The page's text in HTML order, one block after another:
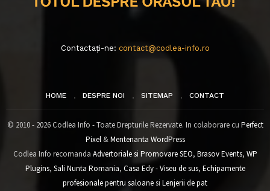
Contactați-ne: contact@codlea-info.ro
HOME DESPRE NOI SITEMAP CONTACT
© 2010 - 2026 Codlea Info - Toate Drepturile Rezervate. In colaborare cu Perfect
Pixel&Mentenanta WordPress
Codlea Info recomanda Advertoriale si Promovare SEO, Brasov Events, WP
Plugins, Sali Nunta Romania, Casa Edy - Viseu de sus, Echipamente
profesionale pentru saloanesi Lenjerii de pat